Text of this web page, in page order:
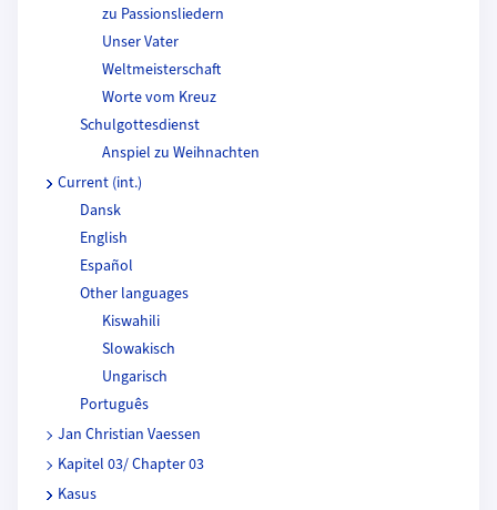
zu Passionsliedern
Unser Vater
Weltmeisterschaft
Worte vom Kreuz
Schulgottesdienst
Anspiel zu Weihnachten
Current (int.)
Dansk
English
Español
Other languages
Kiswahili
Slowakisch
Ungarisch
Português
Jan Christian Vaessen
Kapitel 03/ Chapter 03
Kasus